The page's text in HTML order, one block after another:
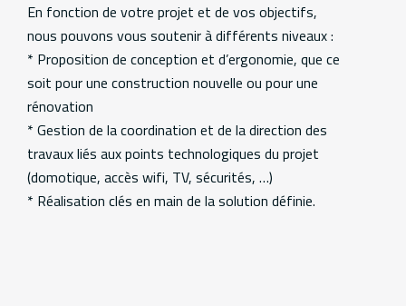
En fonction de votre projet et de vos objectifs,
nous pouvons vous soutenir à différents niveaux :
* Proposition de conception et d’ergonomie, que ce
soit pour une construction nouvelle ou pour une
rénovation
* Gestion de la coordination et de la direction des
travaux liés aux points technologiques du projet
(domotique, accès wifi, TV, sécurités, …)
* Réalisation clés en main de la solution définie.